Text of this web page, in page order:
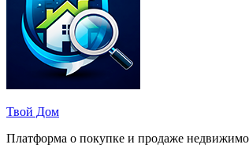
Твой Дом
Платформа о покупке и продаже